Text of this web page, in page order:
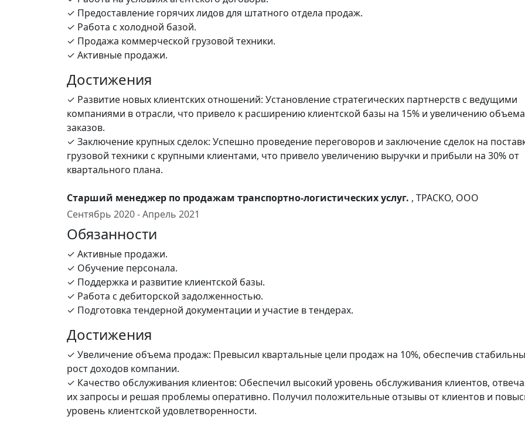
✓ Предоставление горячих лидов для штатного отдела продаж.
✓ Работа с холодной базой.
✓ Продажа коммерческой грузовой техники.
✓ Активные продажи.
Достижения
✓ Развитие новых клиентских отношений: Установление стратегических партнерств с ведущими
компаниями в отрасли, что привело к расширению клиентской базы на 15% и увеличению объема
заказов.
✓ Заключение крупных сделок: Успешно проведение переговоров и заключение сделок на
грузовой техники с крупными клиентами, что привело увеличению выручки и прибыли на 30% от
квартального плана.
Старший менеджер по продажам транспортно-логистических услуг. , ТРАСКО, ООО
Сентябрь 2020 - Апрель 2021
Обязанности
✓ Активные продажи.
✓ Обучение персонала.
✓ Поддержка и развитие клиентской базы.
✓ Работа с дебиторской задолженностью.
✓ Подготовка тендерной документации и участие в тендерах.
Достижения
✓ Увеличение объема продаж: Превысил квартальные цели продаж на 10%, обеспечив
рост доходов компании.
✓ Качество обслуживания клиентов: Обеспечил высокий уровень обслуживания клиентов,
их запросы и решая проблемы оперативно. Получил положительные отзывы от клиентов и
уровень клиентской удовлетворенности.